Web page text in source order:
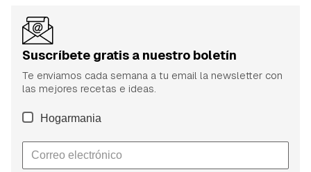
Suscríbete gratis a nuestro boletín
Te enviamos cada semana a tu email la newsletter con
las mejores recetas e ideas.
Hogarmania